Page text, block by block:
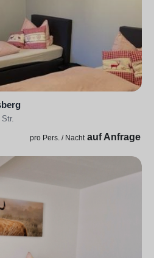
pro Pers. / Nacht auf Anfrage